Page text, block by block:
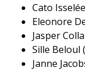
Cato
Eleonore
Jasper
Sille Beloul
Janne